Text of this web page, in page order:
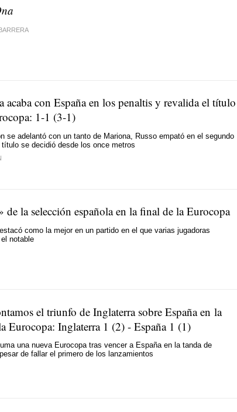
acaba con España en los penaltis y revalida el título
1-1 (3-1)
se adelantó con un tanto de Mariona, Russo empató en el segundo
se decidió desde los once metros
de la selección española en la final de la Eurocopa
como la mejor en un partido en el que varias jugadoras
notable
el triunfo de Inglaterra sobre España en la
Eurocopa: Inglaterra 1 (2) - España 1 (1)
una nueva Eurocopa tras vencer a España en la tanda de
de fallar el primero de los lanzamientos